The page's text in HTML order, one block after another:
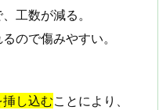
工数が減る。
ので傷みやすい。
し込むことにより、